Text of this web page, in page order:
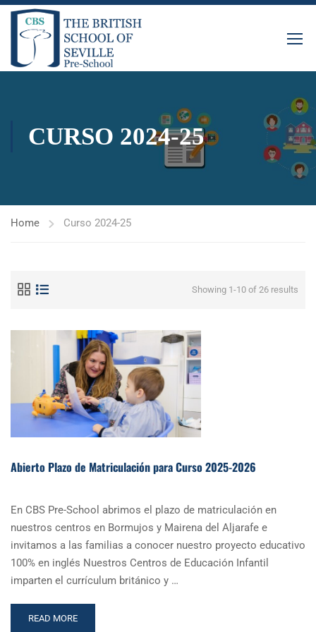
CURSO 2024-25
Home Curso 2024-25
Showing 1-10 of 26 results
Abierto Plazo de Matriculación para Curso 2025-2026
En CBS Pre-School abrimos el plazo de matriculación en
nuestros centros en Bormujos y Mairena del Aljarafe e
invitamos a las familias a conocer nuestro proyecto educativo
100% en inglés Nuestros Centros de Educación Infantil
imparten el currículum británico y …
READ
READ MORE